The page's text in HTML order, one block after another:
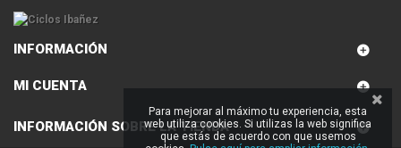
INFORMACIÓN
MI CUENTA
INFORMACIÓN SOBRE LA TIENDA
Para mejorar al máximo tu experiencia, esta
web utiliza cookies. Si utilizas la web significa
que estás de acuerdo con que usemos